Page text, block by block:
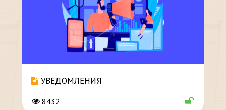
УВЕДОМЛЕНИЯ
8432